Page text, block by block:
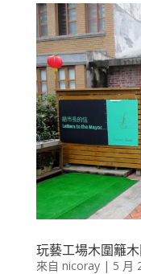
玩藝工場木圍籬
來自 nicoray| 5 月